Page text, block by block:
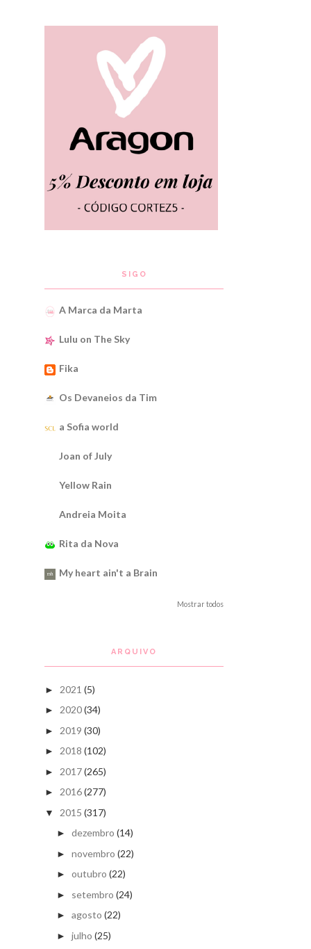
SIGO
A Marca da Marta
Lulu on The Sky
Fika
Os Devaneios da Tim
a Sofia world
Joan of July
Yellow Rain
Andreia Moita
Rita da Nova
My heart ain't a Brain
Mostrar todos
ARQUIVO
► 2021 (5)
► 2020(34)
► 2019 (30)
► 2018 (102)
► 2017(265)
► 2016(277)
▼ 2015 (317)
► dezembro (14)
► novembro (22)
► outubro (22)
► setembro (24)
► agosto (22)
► julho (25)